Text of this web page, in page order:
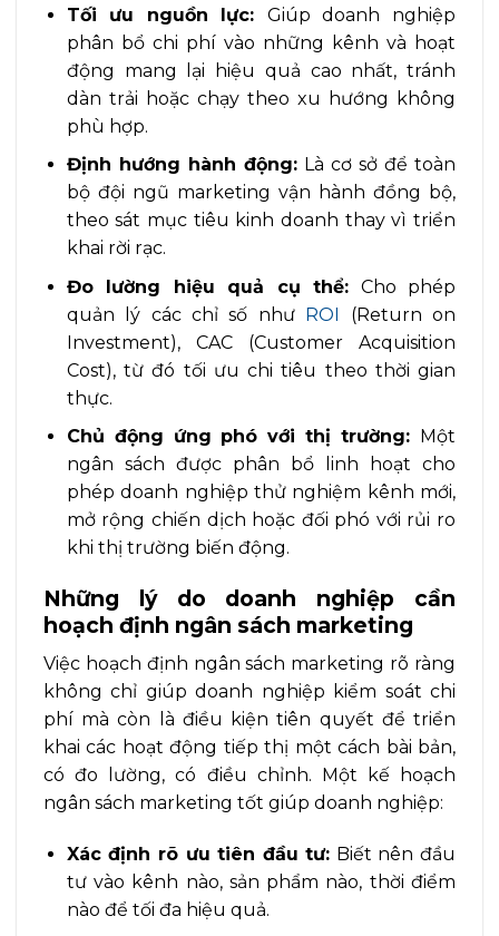
Tối ưu nguồn lực: Giúp doanh nghiệp
phân bổ chi phí vào những kênh và hoạt
động mang lại hiệu quả cao nhất, tránh
dàn trải hoặc chạy theo xu hướng không
phù hợp.
Định hướng hành động:Là cơ sở để toàn
bộ đội ngũ marketing vận hành đồng bộ,
theo sát mục tiêu kinh doanh thay vì triển
khai rời rạc.
Đo lường hiệu quả cụ thể: Cho phép
quản lý các chỉ số như ROI
(Return on
Investment), CAC (Customer Acquisition
Cost), từ đó tối ưu chi tiêu theo thời gian
thực.
Chủ động ứng phó với thị trường:
Một
ngân sách được phân bổ linh hoạt cho
phép doanh nghiệp thử nghiệm kênh mới,
mở rộng chiến dịch hoặc đối phó với rủi ro
khi thị trường biến động.
Những lý do doanh nghiệp cần
hoạch định ngân sách marketing
Việc hoạch định ngân sách marketing rõ ràng
không chỉ giúp doanh nghiệp kiểm soát chi
phí mà còn là điều kiện tiên quyết để triển
khai các hoạt động tiếp thị một cách bài bản,
có đo lường, có điều chỉnh. Một kế hoạch
ngân sách marketing tốt giúp doanh nghiệp:
Xác định rõ ưu tiên đầu tư: Biết nên đầu
tư vào kênh nào, sản phẩm nào, thời điểm
nào để tối đa hiệu quả.